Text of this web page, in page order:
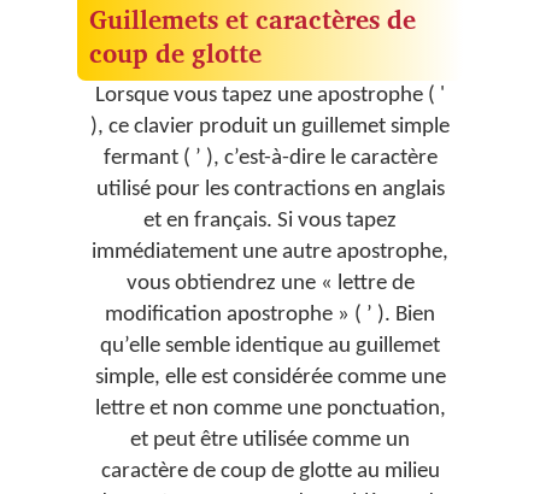
Guillemets et caractères de
coup de glotte
Lorsque vous tapez une apostrophe ( '
), ce clavier produit un guillemet simple
fermant ( ’ ), c’est-à-dire le caractère
utilisé pour les contractions en anglais
et en français. Si vous tapez
immédiatement une autre apostrophe,
vous obtiendrez une « lettre de
modification apostrophe » ( ʼ ). Bien
qu’elle semble identique au guillemet
simple, elle est considérée comme une
lettre et non comme une ponctuation,
et peut être utilisée comme un
caractère de coup de glotte au milieu